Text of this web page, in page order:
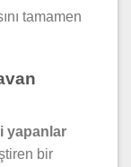
tamamen
yapanlar
bir